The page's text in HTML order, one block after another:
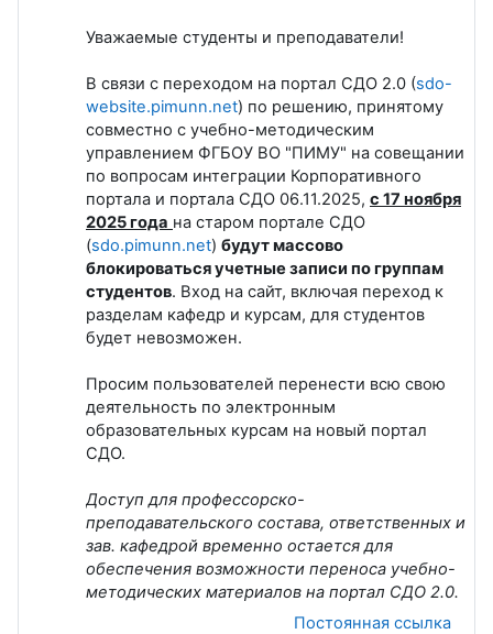
Уважаемые студенты и преподаватели!
В связи с переходом на портал СДО 2.0 (sdo-
website.pimunn.net) по решению, принятому
совместно с учебно-методическим
управлением ФГБОУ ВО "ПИМУ" на совещании
по вопросам интеграции Корпоративного
портала и портала СДО 06.11.2025, с 17 ноября
2025 года на старом портале СДО
(sdo.pimunn.net) будут массово
блокироваться учетные записи по группам
студентов. Вход на сайт, включая переход к
разделам кафедр и курсам, для студентов
будет невозможен.
Просим пользователей перенести всю свою
деятельность по электронным
образовательных курсам на новый портал
СДО.
Доступ для профессорско-
преподавательского состава, ответственных и
зав. кафедрой временно остается для
обеспечения возможности переноса учебно-
методических материалов на портал СДО 2.0.
Постоянная ссылка